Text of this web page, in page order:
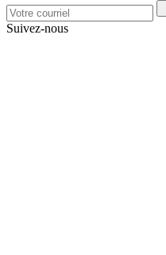
Suivez-nous